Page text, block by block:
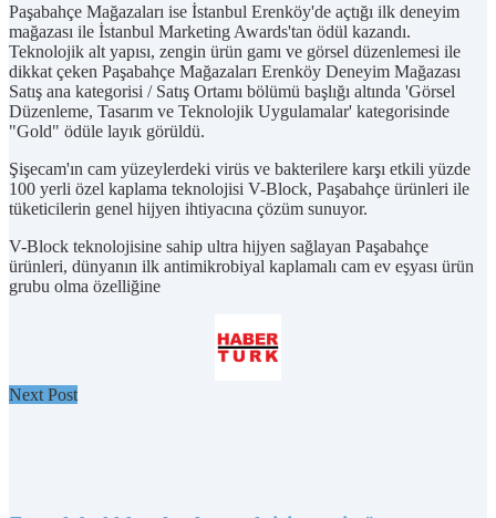
Paşabahçe Mağazaları ise İstanbul Erenköy'de açtığı ilk deneyim
mağazası ile İstanbul Marketing Awards'tan ödül kazandı.
Teknolojik alt yapısı, zengin ürün gamı ve görsel düzenlemesi ile
dikkat çeken Paşabahçe Mağazaları Erenköy Deneyim Mağazası
Satış ana kategorisi / Satış Ortamı bölümü başlığı altında 'Görsel
Düzenleme, Tasarım ve Teknolojik Uygulamalar' kategorisinde
"Gold" ödüle layık görüldü.
Şişecam'ın cam yüzeylerdeki virüs ve bakterilere karşı etkili yüzde
100 yerli özel kaplama teknolojisi V-Block, Paşabahçe ürünleri ile
tüketicilerin genel hijyen ihtiyacına çözüm sunuyor.
V-Block teknolojisine sahip ultra hijyen sağlayan Paşabahçe
ürünleri, dünyanın ilk antimikrobiyal kaplamalı cam ev eşyası ürün
grubu olma özelliğine
Next Post